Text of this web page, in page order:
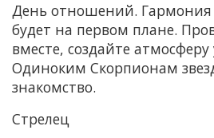
День отношений. Гармония
будет на первом плане.
вместе, создайте
Одиноким Скорпионам
знакомство.
Стрелец